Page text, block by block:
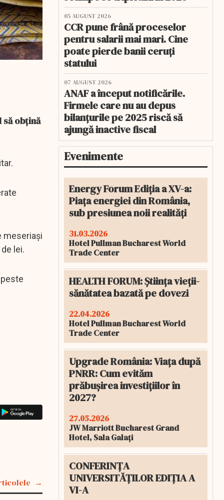
obțină
meseriași
lei.
05 AUGUST 2026
CCR pune frână proceselor
pentru salarii mai mari. Cine
poate pierde banii ceruți
statului
07 AUGUST 2026
ANAF a început notificările.
Firmele care nu au depus
bilanțurile pe 2025 riscă să
ajungă inactive fiscal
Evenimente
Energy Forum Ediția a XV-a:
Piața energiei din România,
sub presiunea noii realități
31.03.2026
Hotel Pullman Bucharest World
Trade Center
HEALTH FORUM: Știința vieții-
sănătatea bazată pe dovezi
22.04.2026
Hotel Pullman Bucharest World
Trade Center
Upgrade România: Viața după
PNRR: Cum evităm
prăbușirea investițiilor în
2027?
27.05.2026
JW Marriott Bucharest Grand
Hotel, Sala Galați
CONFERINȚA
UNIVERSITĂȚILOR EDIȚIA A
VI-A